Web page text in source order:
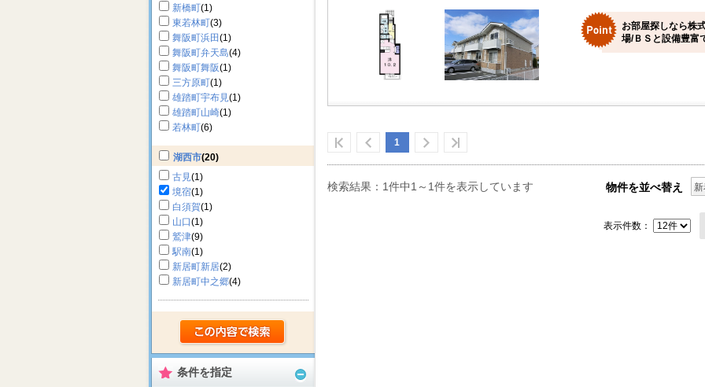
新橋町(1)
東若林町(3)
舞阪町浜田(1)
舞阪町弁天島(4)
舞阪町舞阪(1)
三方原町(1)
雄踏町宇布見(1)
雄踏町山崎(1)
若林町(6)
湖西市(20)
古見(1)
境宿(1)
白須賀(1)
山口(1)
鷲津(9)
駅南(1)
新居町新居(2)
新居町中之郷(4)
条件を指定
お部屋探しなら株
場/ＢＳと設備豊富
物件を並べ替え
1
表示件数：
検索結果：1件中1～1件を表示しています